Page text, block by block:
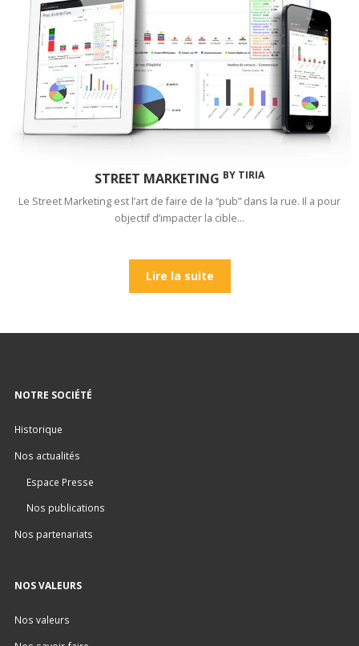
STREET MARKETING BY TIRIA
Le Street Marketing est l’art de faire de la “pub” dans la rue. Il a pour
objectif d’impacter la cible…
Lire la suite
NOTRE SOCIÉTÉ
Historique
Nos actualités
Espace Presse
Nos publications
Nos partenariats
NOS VALEURS
Nos valeurs